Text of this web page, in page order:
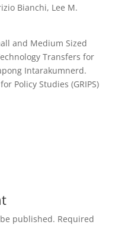
Bianchi, Lee M.
and Medium Sized
Transfers for
Intarakumnerd.
Policy Studies (GRIPS)
published. Required